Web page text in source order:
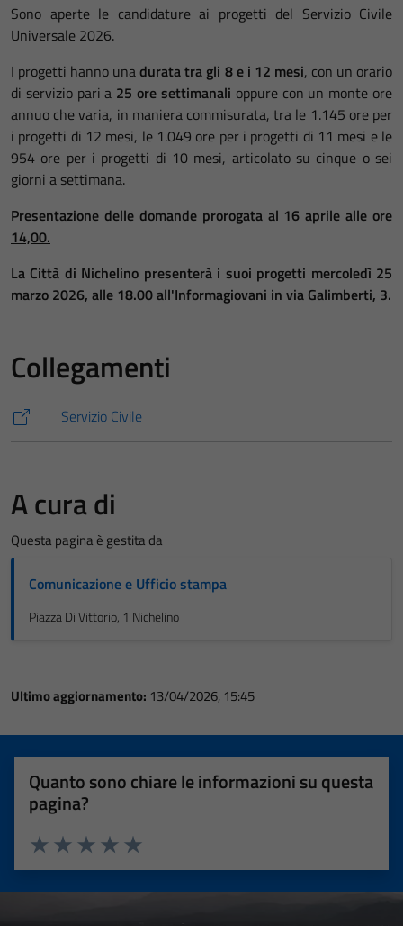
Sono aperte le candidature ai progetti del Servizio Civile
Universale 2026.
I progetti hanno unadurata tra gli 8 e i 12 mesi, con un orario
di servizio pari a 25 ore settimanali oppure con un monte ore
annuo che varia, in maniera commisurata, tra le 1.145 ore per
i progetti di 12 mesi, le 1.049 ore per i progetti di 11 mesi e le
954 ore per i progetti di 10 mesi, articolato su cinque o sei
giorni a settimana.
Presentazione delle domande prorogata al 16 aprile alle ore
14,00.
La Città di Nichelino presenterà i suoi progetti mercoledì 25
marzo 2026, alle 18.00 all'Informagiovani in via Galimberti, 3.
Collegamenti
Servizio Civile
A cura di
Questa pagina è gestita da
Comunicazione e Ufficio stampa
Piazza Di Vittorio, 1 Nichelino
Ultimo aggiornamento: 13/04/2026, 15:45
Quanto sono chiare le informazioni su questa
pagina?
Valuta 5 stelle su 5
Valuta 4 stelle su 5
Valuta 3 stelle su 5
Valuta 2 stelle su 5
Valuta 1 stelle su 5